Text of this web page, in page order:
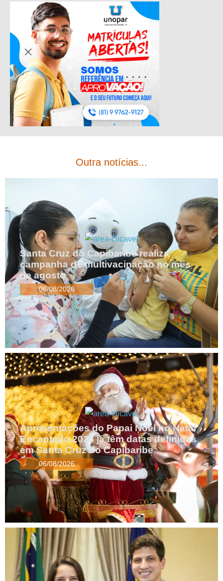
Outra notícias...
Santa Cruz do Capibaribe realiza
campanha de multivacinação no mês
de agosto
06/08/2026
Apresentações do Papai Noel no Natal
Encantado 2026 já têm datas definidas
em Santa Cruz do Capibaribe
06/08/2026